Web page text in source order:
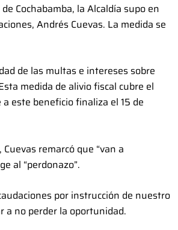
Cochabamba, la Alcaldía supo en
Andrés Cuevas. La medida se
de las multas e intereses sobre
medida de alivio fiscal cubre el
este beneficio finaliza el 15 de
remarcó que “van a
al “perdonazo”.
por instrucción de nuestro
a no perder la oportunidad.